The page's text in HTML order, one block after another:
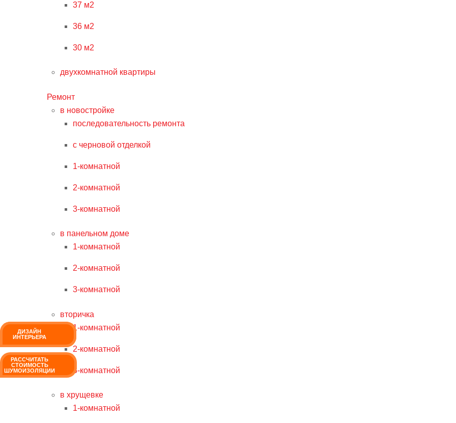
37 м2
36 м2
30 м2
двухкомнатной квартиры
Ремонт
в новостройке
последовательность ремонта
с черновой отделкой
1-комнатной
2-комнатной
3-комнатной
в панельном доме
1-комнатной
2-комнатной
3-комнатной
вторичка
1-комнатной
2-комнатной
3-комнатной
в хрущевке
1-комнатной
РАССЧИТАТЬ
СТОИМОСТЬ
РЕМОНТА
РАССЧИТАТЬ
СТОИМОСТЬ
ШУМОИЗОЛЯЦИИ
ДИЗАЙН
ИНТЕРЬЕРА